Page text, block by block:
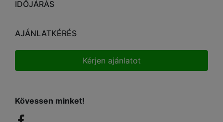
IDŐJÁRÁS
AJÁNLATKÉRÉS
Kérjen ajánlatot
Kövessen minket!